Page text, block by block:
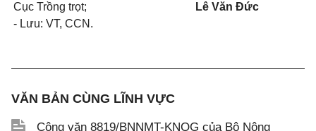
Cục Trồng trọt;
- Lưu: VT, CCN.
Lê Văn Đức
VĂN BẢN CÙNG LĨNH VỰC
Công văn 8819/BNNMT-KNQG của Bộ Nông